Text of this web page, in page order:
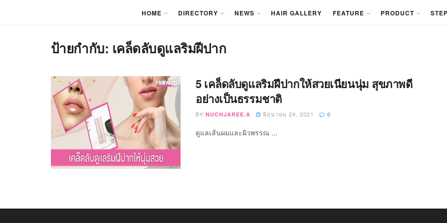
HOME DIRECTORY NEWS HAIR GALLERY FEATURE PRODUCT
ป้ายกำกับ: เคล็ดลับดูแลริมฝีปาก
5 เคล็ดลับดูแลริมฝีปากให้สวยเนียนนุ่ม สุขภาพดี
อย่างเป็นธรรมชาติ
BY NUCHJAREE.A มิถุนายน 24, 2021 0
ดูแลเส้นผมและผิวพรรณ ...